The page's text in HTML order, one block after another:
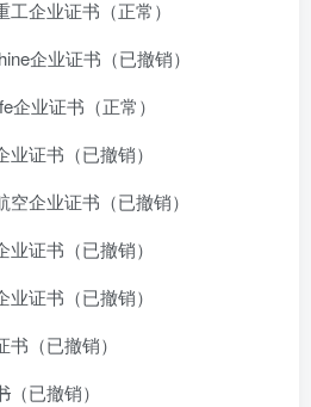
企业证书（正常）
企业证书（已撤销）
企业证书（正常）
证书（已撤销）
企业证书（已撤销）
证书（已撤销）
证书（已撤销）
（已撤销）
（已撤销）